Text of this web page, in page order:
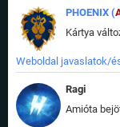
PHOENIX (
Weboldal javaslatok/
Ragi